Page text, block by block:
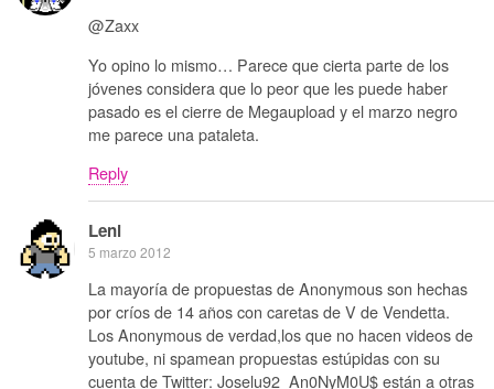
@Zaxx
Yo opino lo mismo… Parece que cierta parte de los
jóvenes considera que lo peor que les puede haber
pasado es el cierre de Megaupload y el marzo negro
me parece una pataleta.
Reply
Leni
5 marzo 2012
La mayoría de propuestas de Anonymous son hechas
por críos de 14 años con caretas de V de Vendetta.
Los Anonymous de verdad,los que no hacen videos de
youtube, ni spamean propuestas estúpidas con su
cuenta de Twitter: Joselu92_An0NyM0U$ están a otras